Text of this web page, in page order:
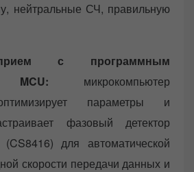
нейтральные СЧ, правильную
с программным
MCU: микрокомпьютер
параметры и
фазовый детектор
для автоматической
скорости передачи данных и